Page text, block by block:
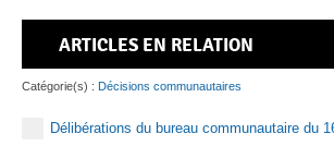
ARTICLES EN RELATION
Catégorie(s) : Décisions communautaires
Délibérations du bureau communautaire du